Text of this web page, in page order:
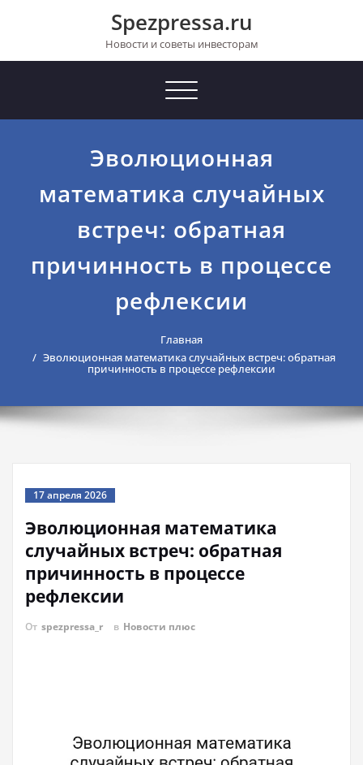
Spezpressa.ru
Новости и советы инвесторам
Toggle
Эволюционная
математика случайных
встреч: обратная
причинность в процессе
рефлексии
Главная
Эволюционная математика случайных встреч: обратная
причинность в процессе рефлексии
17 апреля 2026
Эволюционная математика
случайных встреч: обратная
причинность в процессе
рефлексии
От spezpressa_r в Новости плюс